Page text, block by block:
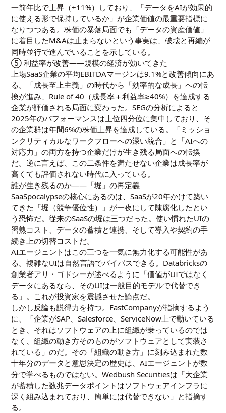
一前年比で上昇（+11%）しており、「データをAIが効果的
に使える形で保持しているか」が企業価値の最重要指標に
なりつつある。株価の暴落局面でも「データの資産価値」
に着目したM&Aは止まらないという事実は、破壊と再編が
同時並行で進んでいることを示している。
⑤ 利益率が改善――規模の経済が効いてきた
上場SaaS企業の平均EBITDAマージンは9.1%と改善傾向にあ
る。「成長至上主義」の時代から「効率的な成長」への転
換が進み、Rule of 40（成長率＋利益率≥40%）を達成する
企業が評価される局面に変わった。SEGの分析によると
2025年のパフォーマンスは上位四分位に集中しており、そ
の企業群は年間6%の株価上昇を達成している。「ミッショ
ンクリティカルなワークフローへの深い統合」と「AIへの
対応力」の両方を持つ企業だけが生き残る局面への転換
だ。逆に言えば、この二条件を満たせない企業は成長率が
高くても評価されない時代に入っている。
誰が生き残るのか――「堀」の再定義
SaaSpocalypseの核心にあるのは、SaaSが20年かけて築い
てきた「堀（競争優位性）」が一夜にして陳腐化したとい
う恐怖だ。従来のSaaSの堀は三つだった。使い慣れたUIの
習熟コスト、データの蓄積と連携、そして導入や契約の手
続き上の切替コストだ。
AIエージェントはこの三つを一気に無力化する可能性があ
る。複雑なUIは自然言語でバイパスできる。Databricksの
創業者アリ・ゴドシーが述べるように「価値がUIではなく
データにあるなら、そのUIは一般目的モデルで代替でき
る」。これが投資家を震撼させた論点だ。
しかし反論も説得力を持つ。FastCompanyが指摘するよう
に、「企業がSAP、Salesforce、ServiceNow上で動いている
とき、それはソフトウェアの上に組織が乗っているのでは
なく、組織の動き方そのものがソフトウェアとして実装さ
れている」のだ。その「組織の動き方」に刻み込まれた数
十年分のデータと意思決定の歴史は、AIエージェントが数
分で学べるものではない。Wedbush Securitiesは「大企業
が蓄積した数兆データポイントはソフトウェアインフラに
深く組み込まれており、簡単には代替できない」と指摘す
る。